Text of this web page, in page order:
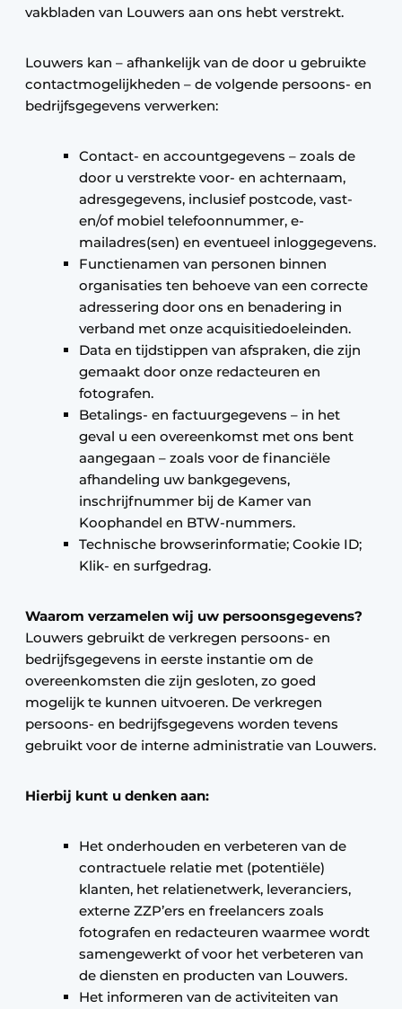
vakbladen van Louwers aan ons hebt verstrekt.
Louwers kan – afhankelijk van de door u gebruikte
contactmogelijkheden – de volgende persoons- en
bedrijfsgegevens verwerken:
Contact- en accountgegevens – zoals de
door u verstrekte voor- en achternaam,
adresgegevens, inclusief postcode, vast-
en/of mobiel telefoonnummer, e-
mailadres(sen) en eventueel inloggegevens.
Functienamen van personen binnen
organisaties ten behoeve van een correcte
adressering door ons en benadering in
verband met onze acquisitiedoeleinden.
Data en tijdstippen van afspraken, die zijn
gemaakt door onze redacteuren en
fotografen.
Betalings- en factuurgegevens – in het
geval u een overeenkomst met ons bent
aangegaan – zoals voor de financiële
afhandeling uw bankgegevens,
inschrijfnummer bij de Kamer van
Koophandel en BTW-nummers.
Technische browserinformatie; Cookie ID;
Klik- en surfgedrag.
Waarom verzamelen wij uw persoonsgegevens?
Louwers gebruikt de verkregen persoons- en
bedrijfsgegevens in eerste instantie om de
overeenkomsten die zijn gesloten, zo goed
mogelijk te kunnen uitvoeren. De verkregen
persoons- en bedrijfsgegevens worden tevens
gebruikt voor de interne administratie van Louwers.
Hierbij kunt u denken aan:
Het onderhouden en verbeteren van de
contractuele relatie met (potentiële)
klanten, het relatienetwerk, leveranciers,
externe ZZP’ers en freelancers zoals
fotografen en redacteuren waarmee wordt
samengewerkt of voor het verbeteren van
de diensten en producten van Louwers.
Het informeren van de activiteiten van